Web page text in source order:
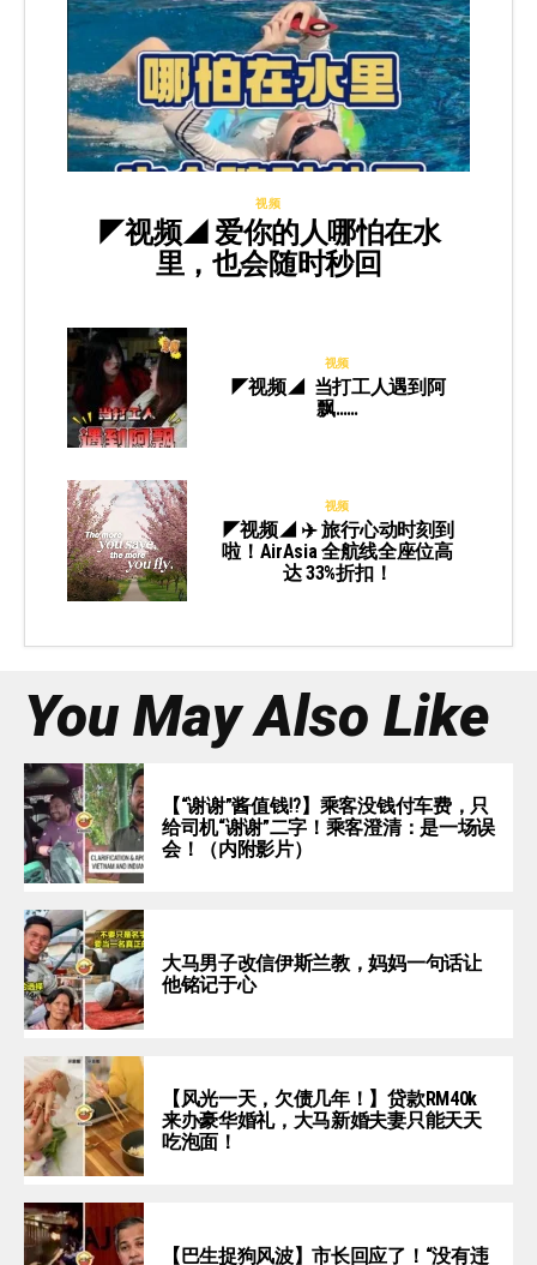
视频
◤视频◢ 爱你的人哪怕在水
里，也会随时秒回
视频
◤视频◢ 当打工人遇到阿
飘……
视频
◤视频◢ ✈️ 旅行心动时刻到
啦！AirAsia 全航线全座位高
达 33%折扣！
You May Also Like
【“谢谢”酱值钱⁉️】乘客没钱付车费，只
给司机“谢谢”二字！乘客澄清：是一场误
会！（内附影片）
大马男子改信伊斯兰教，妈妈一句话让
他铭记于心
【风光一天，欠债几年！】贷款RM40k
来办豪华婚礼，大马新婚夫妻只能天天
吃泡面！
【巴生捉狗风波】市长回应了！“没有违